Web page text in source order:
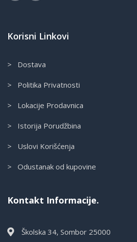
Korisni Linkovi
> Dostava
> Politika Privatnosti
> Lokacije Prodavnica
> Istorija Porudžbina
> Uslovi Korišćenja
> Odustanak od kupovine
Kontakt Informacije.
Školska 34, Sombor 25000